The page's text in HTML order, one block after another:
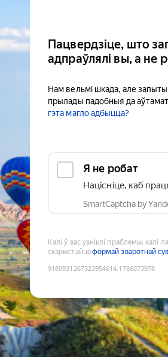
Пацвердзіце, што
адпраўлялі вы, а не
Нам вельмі шкада, але
прылады падобныя да
гэта магло адбыцца?
Я не робат
Націсніце, каб
SmartCaptcha by
Калі ў вас узніклі праблемы, калі
скарыстайцеформай зваротнай
9180931267323954614:1786073978